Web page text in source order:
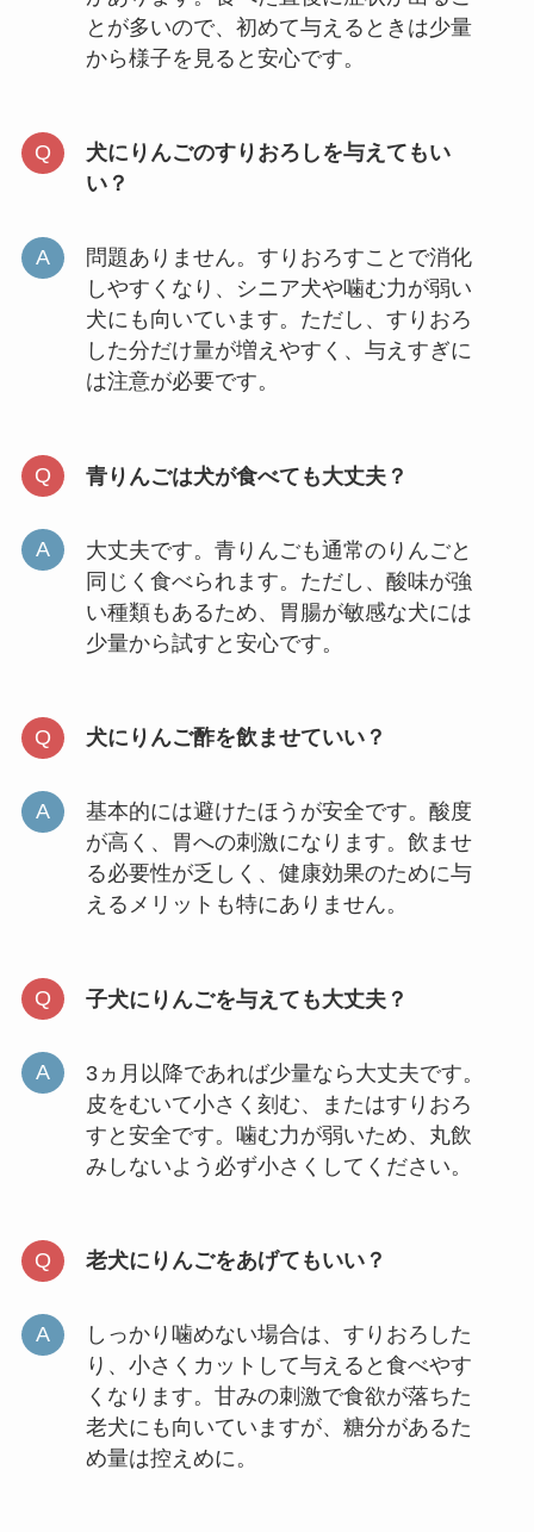
とが多いので、初めて与えるときは少量
から様子を見ると安心です。
犬にりんごのすりおろしを与えてもい
い？
問題ありません。すりおろすことで消化
しやすくなり、シニア犬や噛む力が弱い
犬にも向いています。ただし、すりおろ
した分だけ量が増えやすく、与えすぎに
は注意が必要です。
青りんごは犬が食べても大丈夫？
大丈夫です。青りんごも通常のりんごと
同じく食べられます。ただし、酸味が強
い種類もあるため、胃腸が敏感な犬には
少量から試すと安心です。
犬にりんご酢を飲ませていい？
基本的には避けたほうが安全です。酸度
が高く、胃への刺激になります。飲ませ
る必要性が乏しく、健康効果のために与
えるメリットも特にありません。
子犬にりんごを与えても大丈夫？
3ヵ月以降であれば少量なら大丈夫です。
皮をむいて小さく刻む、またはすりおろ
すと安全です。噛む力が弱いため、丸飲
みしないよう必ず小さくしてください。
老犬にりんごをあげてもいい？
しっかり噛めない場合は、すりおろした
り、小さくカットして与えると食べやす
くなります。甘みの刺激で食欲が落ちた
老犬にも向いていますが、糖分があるた
め量は控えめに。